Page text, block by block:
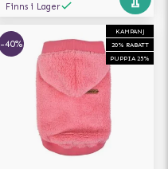
Finns i Lager
KAMPANJ
20% RABATT
PUPPIA 25%
-40%